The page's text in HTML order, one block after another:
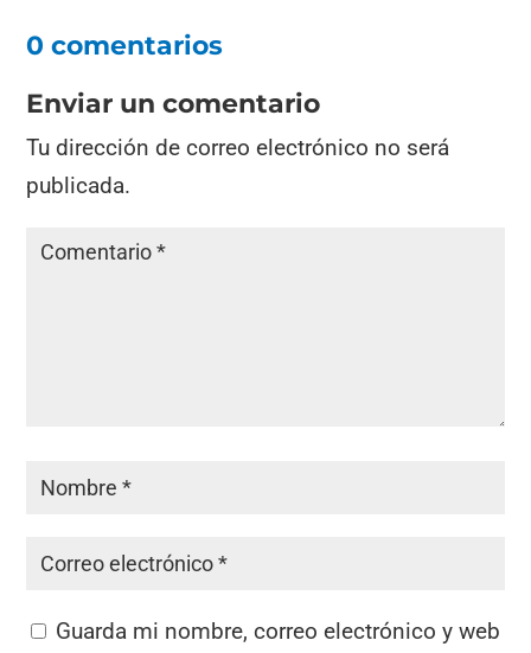
0 comentarios
Enviar un comentario
Tu dirección de correo electrónico no será
publicada.
Guarda mi nombre, correo electrónico y web